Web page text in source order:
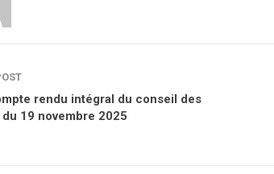
rendu intégral du conseil des
19 novembre 2025